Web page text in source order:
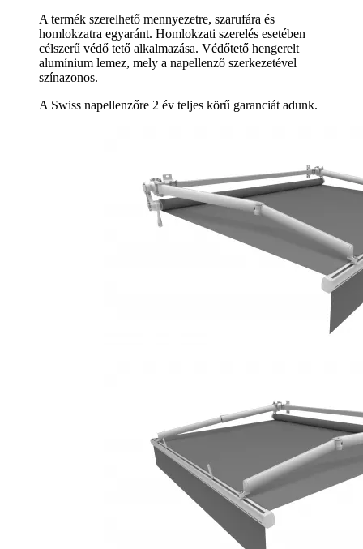
A termék szerelhető mennyezetre, szarufára és
homlokzatra egyaránt. Homlokzati szerelés esetében
célszerű védő tető alkalmazása. Védőtető hengerelt
alumínium lemez, mely a napellenző szerkezetével
színazonos.
A Swiss napellenzőre 2 év teljes körű garanciát adunk.